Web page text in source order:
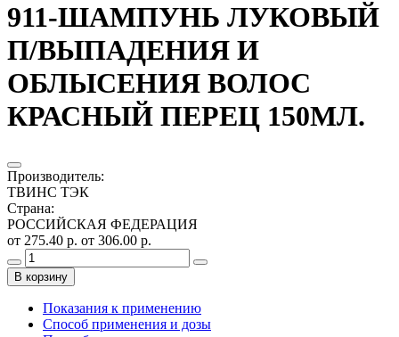
911-ШАМПУНЬ ЛУКОВЫЙ
П/ВЫПАДЕНИЯ И
ОБЛЫСЕНИЯ ВОЛОС
КРАСНЫЙ ПЕРЕЦ 150МЛ.
Производитель:
ТВИНС ТЭК
Страна:
РОССИЙСКАЯ ФЕДЕРАЦИЯ
от 275.40 р. от 306.00 р.
В корзину
Показания к применению
Способ применения и дозы